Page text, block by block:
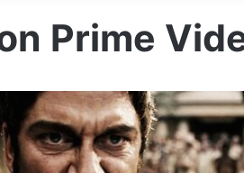
Prime